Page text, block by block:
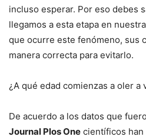
incluso esperar. Por eso debes
llegamos a esta etapa en
que ocurre este fenómeno, sus
manera correcta para evitarlo.
¿A qué edad comienzas a oler a
De acuerdo a los datos que
Journal Plos One científicos